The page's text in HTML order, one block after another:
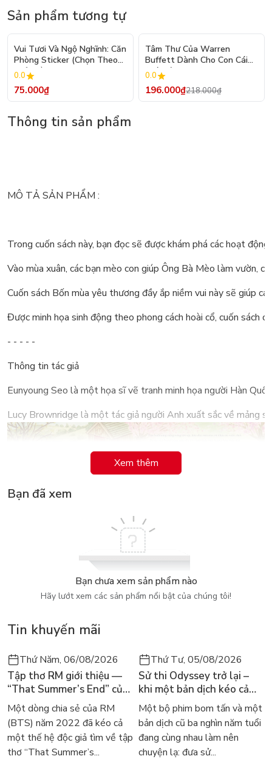
Sản phẩm tương tự
Vui Tươi Và Ngộ Nghĩnh: Căn
Phòng Sticker (Chọn Theo
Chủ Đề) - Hơn 250 Sticker
0.0
75.000₫
Tâm Thư Của Warren
Buffett Dành Cho Con Cái
(Tái Bản 2026)
0.0
196.000₫218.000₫
Thông tin sản phẩm
MÔ TẢ SẢN PHẨM :
Trong cuốn sách này, bạn đọc sẽ được khám phá các hoạt
Vào mùa xuân, các bạn mèo con giúp Ông Bà Mèo làm vườn,
Cuốn sách Bốn mùa yêu thương đầy ắp niềm vui này sẽ giúp
Được minh họa sinh động theo phong cách hoài cổ, cuốn sách
- - - - -
Thông tin tác giả
Eunyoung Seo là một họa sĩ vẽ tranh minh họa người Hàn
Lucy Brownridge là một tác giả người Anh xuất sắc về mảng
Xem thêm
Bạn đã xem
Bạn chưa xem sản phẩm nào
Hãy lướt xem các sản phẩm nổi bật của chúng tôi!
Tin khuyến mãi
Thứ Năm, 06/08/2026
Tập thơ RM giới thiệu —
“That Summer’s End” của
Lee Seong-bok ra mắt bản
tiếng Anh sau 4 năm gây
sốt
Một dòng chia sẻ của RM
(BTS) năm 2022 đã kéo cả
một thế hệ độc giả tìm về tập
thơ “That Summer’s...
Thứ Tư, 05/08/2026
Sử thi Odyssey trở lại –
khi một bản dịch kéo cả
thế giới về với văn học
kinh điển
Một bộ phim bom tấn và một
bản dịch cũ ba nghìn năm tuổi
đang cùng nhau làm nên
chuyện lạ: đưa sử...